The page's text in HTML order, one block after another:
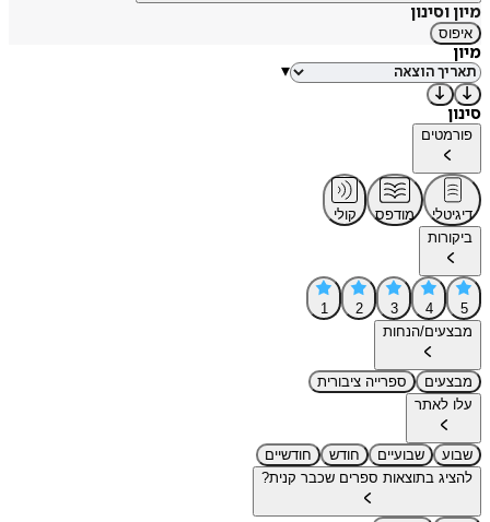
מיון וסינון
איפוס
מיון
▾
סינון
פורמטים
דיגיטלי מודפס
קולי
ביקורות
5
4
3
2
1
מבצעים/הנחות
מבצעים
ספרייה ציבורית
עלו לאתר
שבוע שבועיים חודש
חודשיים
להציג בתוצאות ספרים שכבר קנית?